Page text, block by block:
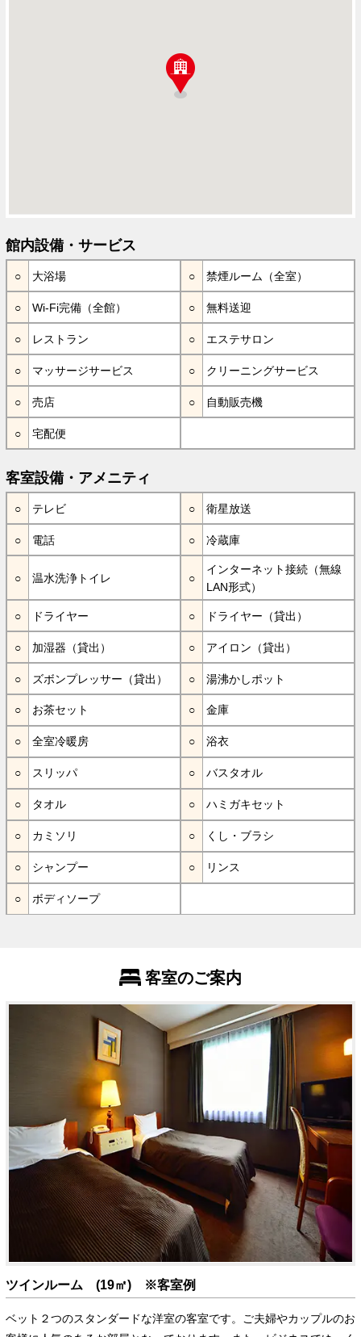
館内設備・サービス
大浴場 禁煙ルーム（全室）
Wi-Fi完備（全館） 無料送迎
レストラン エステサロン
マッサージサービス クリーニングサービス
売店 自動販売機
宅配便
客室設備・アメニティ
テレビ 衛星放送
電話 冷蔵庫
温水洗浄トイレ
インターネット接続（無線
LAN形式）
ドライヤー ドライヤー（貸出）
加湿器（貸出） アイロン（貸出）
ズボンプレッサー（貸出） 湯沸かしポット
お茶セット 金庫
全室冷暖房 浴衣
スリッパ バスタオル
タオル ハミガキセット
カミソリ くし・ブラシ
シャンプー リンス
ボディソープ
客室のご案内
ツインルーム (19㎡) ※客室例
ベット２つのスタンダードな洋室の客室です。ご夫婦やカップルのお